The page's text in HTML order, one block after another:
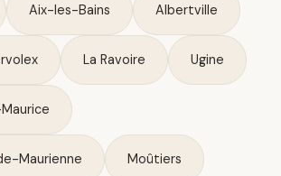
Aix-les-Bains Albertville
La Ravoire Ugine
Maurienne Moûtiers